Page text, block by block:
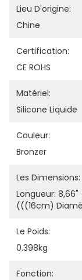
Lieu D'origine:
Chine
Certification:
CE ROHS
Matériel:
Silicone Liquide
Couleur:
Bronzer
Les Dimensions:
Longueur:
(((16cm)
Le Poids:
0.398kg
Fonction: